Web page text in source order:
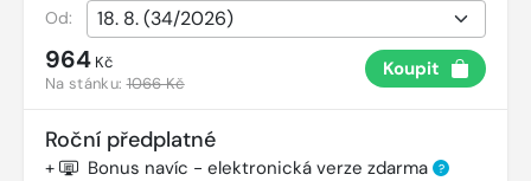
Od:
964 Kč
Na stánku:1066 Kč
Koupit
Roční předplatné
+ Bonus navíc - elektronická verze zdarma ?